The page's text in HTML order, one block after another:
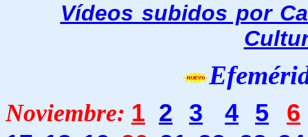
Vídeos subidos por
Noviembre: 1 2 3 4 5
6